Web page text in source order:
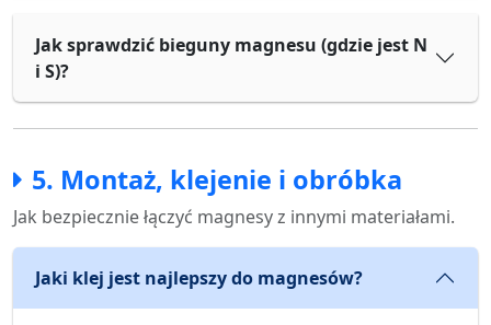
Jak sprawdzić bieguny magnesu (gdzie jest N
i S)?
5. Montaż, klejenie i obróbka
Jak bezpiecznie łączyć magnesy z innymi materiałami.
Jaki klej jest najlepszy do magnesów?